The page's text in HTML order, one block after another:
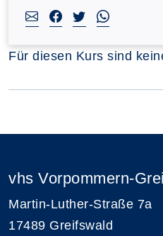
Für diesen Kurs sind
vhs Vorpommern-
Martin-Luther-Straße 7a
17489 Greifswald